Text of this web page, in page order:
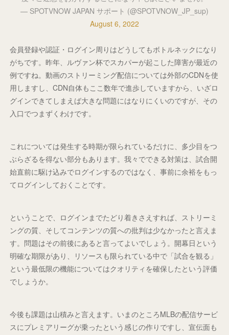
— SPOTVNOW JAPAN サポート (@SPOTVNOW_JP_sup)
August 6, 2022
会員登録や認証・ログイン周りはどうしてもボトルネックになり
がちです。昨年、ルヴァン杯でスカパーが起こした障害が最近の
例ですね。動画のストリーミング配信については外部のCDNを使
用しますし、CDN自体もここ数年で進歩していますから、いざロ
グインできてしまえば大きな問題にはなりにくいのですが、その
入口でつまずくわけです。
これについては発生する時期が限られているだけに、多少目をつ
ぶらざるを得ない部分もあります。我々でできる対策は、試合開
始直前に駆け込みでログインするのではなく、事前に余裕をもっ
てログインしておくことです。
ということで、ログインまでたどり着きさえすれば、ストリーミ
ングの質、そしてコンテンツの質への批判は少なかったと言えま
す。問題はその前後にあると言ってよいでしょう。開幕日という
明確な期限があり、リソースも限られている中で「試合を観る」
という最低限の機能についてはクオリティを確保したという評価
でしょうか。
今後も課題は山積みと言えます。いまのところMLBの配信サービ
スにプレミアリーグが乗ったという感じの作りですし、宣伝面も